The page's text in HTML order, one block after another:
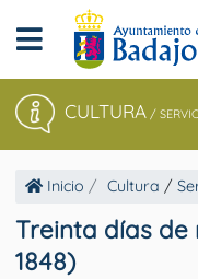
CULTURA /
Inicio Cultura /
Treinta días de
1848)